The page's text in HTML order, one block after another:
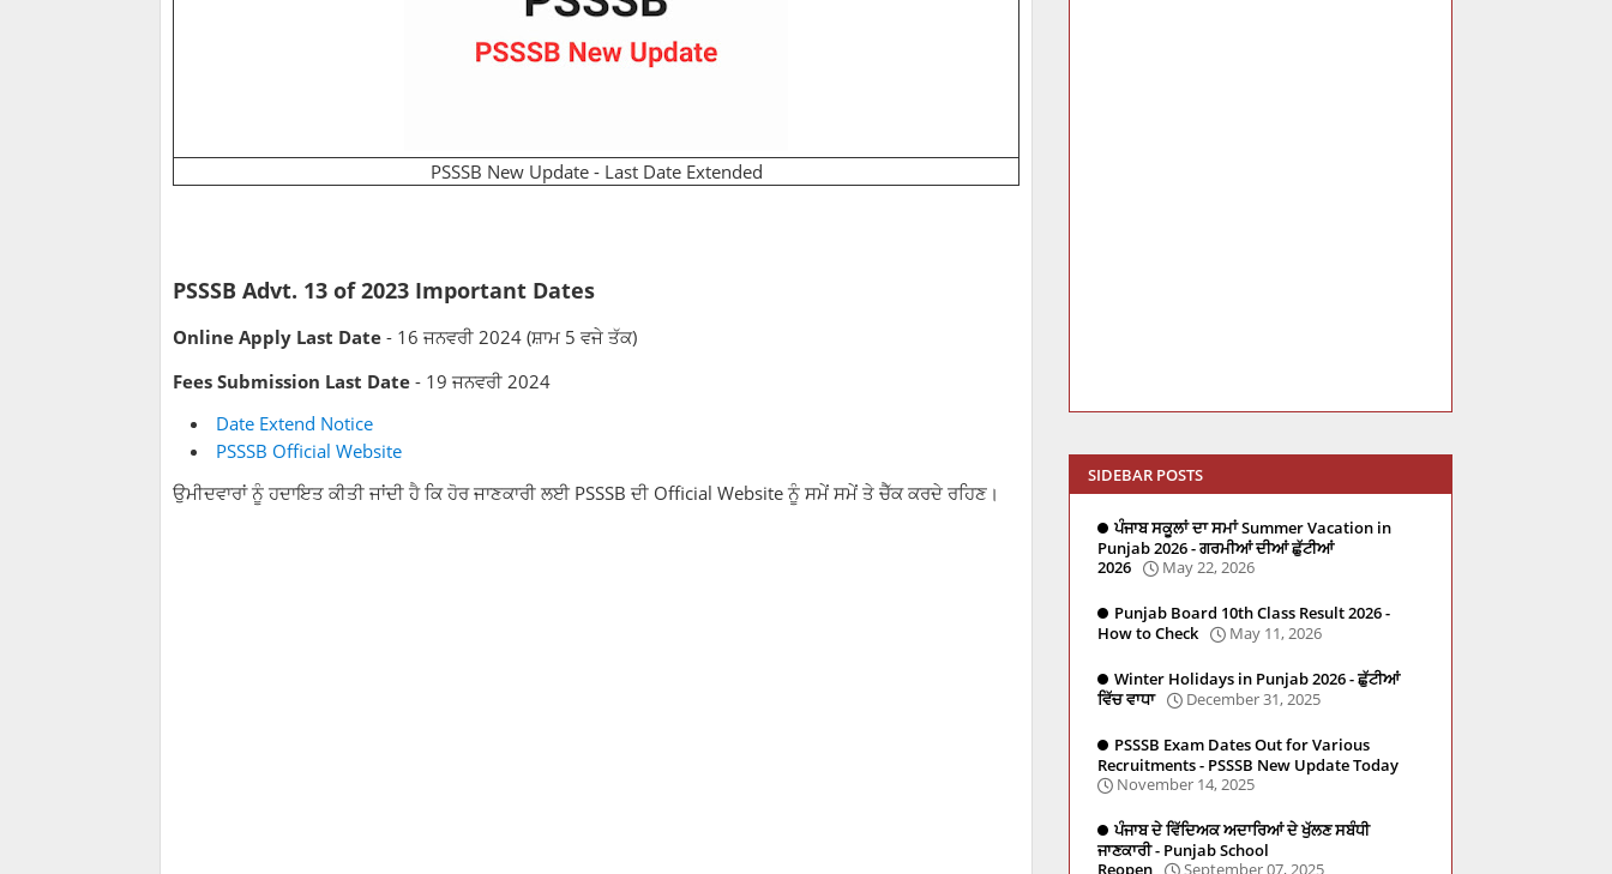
PSSSB New Update - Last Date Extended
PSSSB Advt. 13 of 2023 Important Dates
Online Apply Last Date - 16 ਜਨਵਰੀ 2024 (ਸ਼ਾਮ 5 ਵਜੇ ਤੱਕ)
Fees Submission Last Date - 19 ਜਨਵਰੀ 2024
Date Extend Notice
PSSSB Official Website
ਉਮੀਦਵਾਰਾਂ ਨੂੰ ਹਦਾਇਤ ਕੀਤੀ ਜਾਂਦੀ ਹੈ ਕਿ ਹੋਰ ਜਾਣਕਾਰੀ ਲਈ PSSSB ਦੀ Official Website ਨੂੰ ਸਮੇਂ ਸਮੇਂ ਤੇ ਚੈੱਕ ਕਰਦੇ ਰਹਿਣ।
SIDEBAR POSTS
ਪੰਜਾਬ ਸਕੂਲਾਂ ਦਾ ਸਮਾਂ Summer Vacation in
Punjab 2026 - ਗਰਮੀਆਂ ਦੀਆਂ ਛੁੱਟੀਆਂ
2026
May 22, 2026
Punjab Board 10th Class Result 2026 -
How to Check
May 11, 2026
Winter Holidays in Punjab 2026 - ਛੁੱਟੀਆਂ
ਵਿੱਚ ਵਾਧਾ
December 31, 2025
PSSSB Exam Dates Out for Various
Recruitments - PSSSB New Update Today
November 14, 2025
ਪੰਜਾਬ ਦੇ ਵਿੱਦਿਅਕ ਅਦਾਰਿਆਂ ਦੇ ਖੁੱਲਣ ਸਬੰਧੀ
ਜਾਣਕਾਰੀ - Punjab School